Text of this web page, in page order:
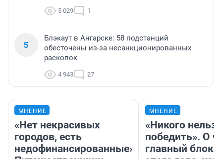
5 029 1
5
Блэкаут в Ангарске: 58 подстанций
обесточены из-за несанкционированных
раскопок
4 943 27
МНЕНИЕ
«Нет некрасивых
городов, есть
недофинансированные».
МНЕНИЕ
«Никого нельзя
победить». О
главный